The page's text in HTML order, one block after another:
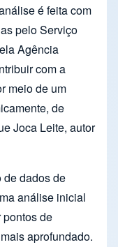
é feita com
pelo Serviço
Agência
com a
meio de um
de
Joca Leite, autor
de dados de
análise inicial
de
aprofundado.